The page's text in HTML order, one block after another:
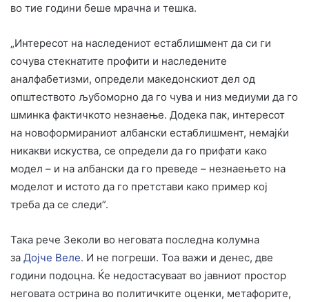
во тие години беше мрачна и тешка.
„Интересот на наследениот естаблишмент да си ги
сочува стекнатите профити и наследените
аналфабетизми, определи македонскиот дел од
општеството љубоморно да го чува и низ медиуми да го
шминка фактичкото незнаење. Додека пак, интересот
на новоформираниот албански естаблишмент, немајќи
никакви искуства, се определи да го прифати како
модел – и на албански да го преведе – незнаењето на
моделот и истото да го претстави како пример кој
треба да се следи”.
Така рече Зеколи во неговата последна колумна
за Дојче Веле. И не погреши. Тоа важи и денес, две
години подоцна. Ќе недостасуваат во јавниот простор
неговата острина во политичките оценки, метафорите,